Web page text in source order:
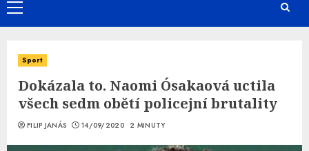
Primary
Menu
Sport
Dokázala to. Naomi Ósakaová uctila
všech sedm obětí policejní brutality
FILIP JANÁS 14/09/2020 2 MINUTY